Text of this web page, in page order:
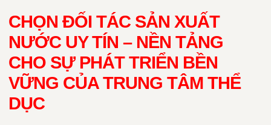
CHỌN ĐỐI TÁC SẢN XUẤT
NƯỚC UY TÍN – NỀN TẢNG
CHO SỰ PHÁT TRIỂN BỀN
VỮNG CỦA TRUNG TÂM THỂ
DỤC